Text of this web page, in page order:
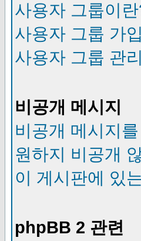
사용자 그룹이
사용자 그룹 가
사용자 그룹 관
비공개 메시지
비공개 메시지
원하지 비공개
이 게시판에 있
phpBB 2 관련